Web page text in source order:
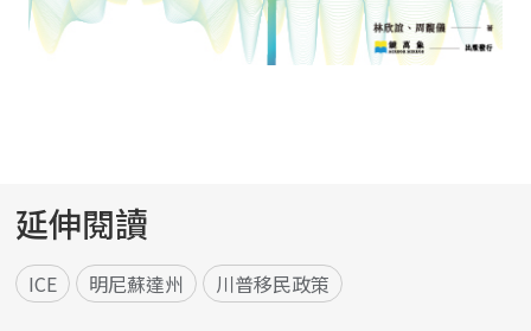
延伸閱讀
ICE 明尼蘇達州 川普移民政策